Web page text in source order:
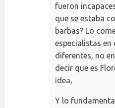
fueron
que se estaba
barbas? Lo
especialistas en
diferentes, no
decir que es
idea,
Y lo